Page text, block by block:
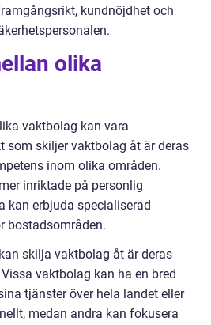
kundnöjdhet och
olika
vaktbolag kan vara
som skiljer vaktbolag åt är deras
inom olika områden.
inriktade på personlig
kan erbjuda specialiserad
bostadsområden.
skilja vaktbolag åt är deras
vaktbolag kan ha en bred
tjänster över hela landet eller
medan andra kan fokusera